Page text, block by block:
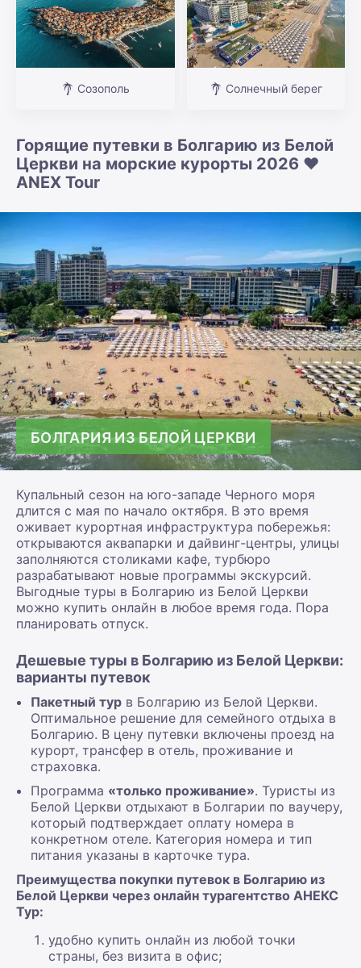
Созополь Солнечный берег
Горящие путевки в Болгарию из Белой
Церкви на морские курорты 2026 ❤️
ANEX Tour
БОЛГАРИЯ ИЗ БЕЛОЙ ЦЕРКВИ
Купальный сезон на юго-западе Черного моря
длится с мая по начало октября. В это время
оживает курортная инфраструктура побережья:
открываются аквапарки и дайвинг-центры, улицы
заполняются столиками кафе, турбюро
разрабатывают новые программы экскурсий.
Выгодные туры в Болгарию из Белой Церкви
можно купить онлайн в любое время года. Пора
планировать отпуск.
Дешевые туры в Болгарию из Белой Церкви:
варианты путевок
Пакетный тур в Болгарию из Белой Церкви.
Оптимальное решение для семейного отдыха в
Болгарию. В цену путевки включены проезд на
курорт, трансфер в отель, проживание и
страховка.
Программа «только проживание». Туристы из
Белой Церкви отдыхают в Болгарии по ваучеру,
который подтверждает оплату номера в
конкретном отеле. Категория номера и тип
питания указаны в карточке тура.
Преимущества покупки путевок в Болгарию из
Белой Церкви через онлайн турагентство АНЕКС
Тур:
удобно купить онлайн из любой точки
страны, без визита в офис;